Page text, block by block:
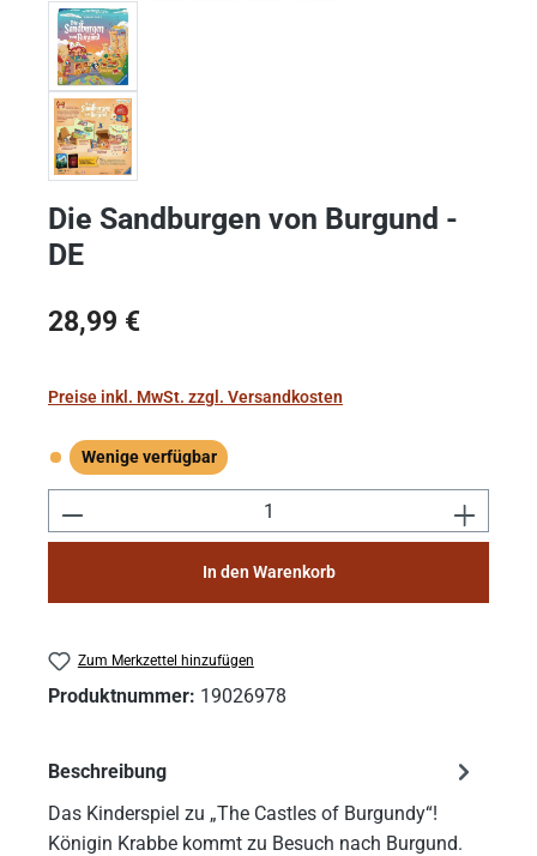
Die Sandburgen von Burgund -
DE
Regulärer Preis:
28,99 €
Preise inkl. MwSt. zzgl. Versandkosten
Wenige verfügbar
Wenige verfügbar
Produkt Anzahl: Gib den gewünschten
In den Warenkorb
Zum Merkzettel hinzufügen
Produktnummer: 19026978
Beschreibung
Das Kinderspiel zu „The Castles of Burgundy“!
Königin Krabbe kommt zu Besuch nach Burgund.